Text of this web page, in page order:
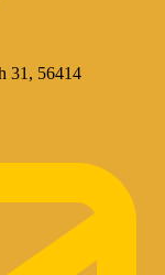
31, 56414